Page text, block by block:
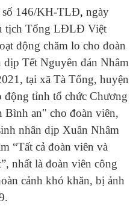
146/KH-TLĐ, ngày
tịch Tổng LĐLĐ Việt
động chăm lo cho đoàn
Tết Nguyên đán Nhâm
tại xã Tà Tổng, huyện
tỉnh tổ chức Chương
an" cho đoàn viên,
nhân dịp Xuân Nhâm
“Tất cả đoàn viên và
, nhất là đoàn viên công
cảnh khó khăn, bị ảnh